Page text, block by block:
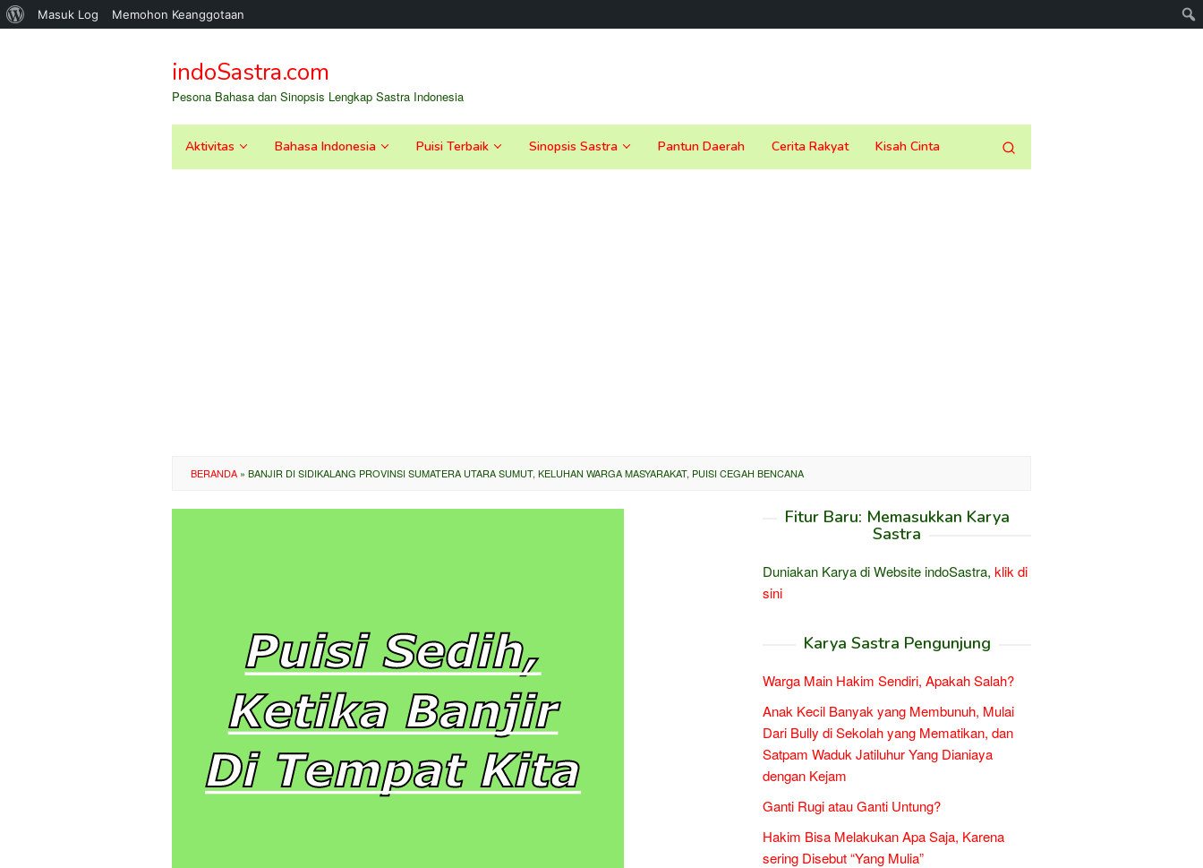
Tentang
Masuk Log Memohon Keanggotaan
kontenindoSastra.com
Pesona Bahasa dan Sinopsis Lengkap Sastra Indonesia
Aktivitas Bahasa Indonesia Puisi Terbaik Sinopsis Sastra Pantun Daerah Cerita Rakyat Kisah Cinta
BERANDA » BANJIR DI SIDIKALANG PROVINSI SUMATERA UTARA SUMUT, KELUHAN WARGA MASYARAKAT, PUISI CEGAH BENCANA
Fitur Baru: Memasukkan Karya
Sastra
Duniakan Karya di Website indoSastra, klik di
sini
Karya Sastra Pengunjung
Warga Main Hakim Sendiri, Apakah Salah?
Anak Kecil Banyak yang Membunuh, Mulai
Dari Bully di Sekolah yang Mematikan, dan
Satpam Waduk Jatiluhur Yang Dianiaya
dengan Kejam
Ganti Rugi atau Ganti Untung?
Hakim Bisa Melakukan Apa Saja, Karena
sering Disebut “Yang Mulia”